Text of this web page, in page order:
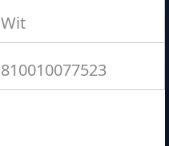
Wit
810010077523